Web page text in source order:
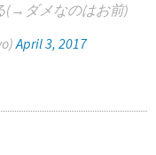
(→ダメなのはお前)
April 3, 2017